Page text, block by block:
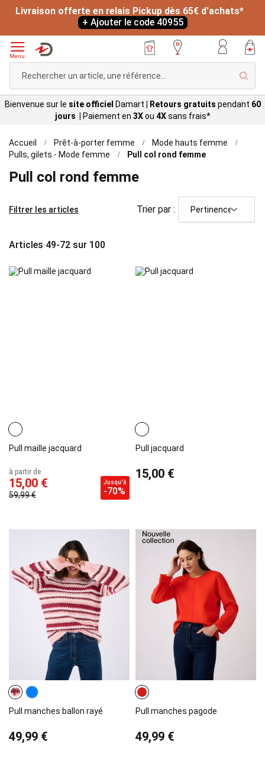
+ Ajouter le code 40955
Menu
Bienvenue sur le site officiel Damart Retours gratuits pendant 60
jours |
Paiement en 3Xou 4Xsans frais*
Accueil Prêt-à-porter femme
Mode hauts femme
Pulls, gilets - Mode femme
Pull col rond femme
Pull col rond femme
Articles 49-72 sur 100
Trier par :
Pull maille jacquard
à partir de
15,00 €
59,99 €
Jusqu'à
-70%
Pull jacquard
15,00 €
Pull manches ballon rayé
49,99 €
Pull manches pagode
49,99 €
Filtrer les articles